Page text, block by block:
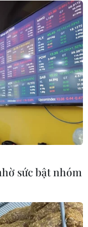
KHÚC THANH
sử dụng
tin và Truyền thông
Email:
sức bật nhóm